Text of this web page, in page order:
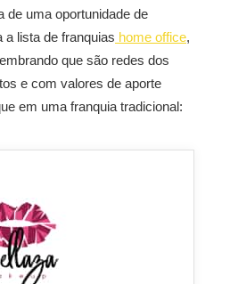
de uma oportunidade de
a lista de franquias home office,
que são redes dos
e com valores de aporte
em uma franquia tradicional: